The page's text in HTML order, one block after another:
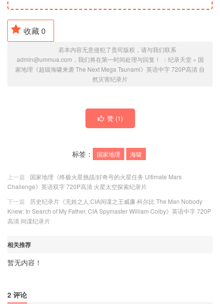
收藏0
若本内容无意侵犯了贵司版权，请与我们联系
admin@ummua.com，我们将在第一时间处理与回复！ ： 纪录天堂» 国
家地理《超级海啸来袭 The Next Mega Tsunami》英语中字 720P高清 自
然灾害纪录片
赞 (1)
标签： 国家地理 海啸
上一篇
国家地理《终极火星挑战/好奇号的火星任务 Ultimate Mars
Challenge》英语双字 720P高清 火星太空探索纪录片
下一篇
历史纪录片《无姓之人:CIA间谍之王威廉·科尔比 The Man Nobody
Knew: In Search of My Father, CIA Spymaster William Colby》英语中字 720P
高清 间谍纪录片
相关推荐
暂无内容！
2 评论